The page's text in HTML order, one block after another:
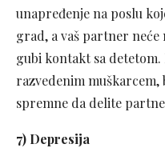
unapređenje na poslu
grad, a vaš partner neće
gubi kontakt sa detetom.
razvedenim muškarcem,
spremne da delite
7) Depresija